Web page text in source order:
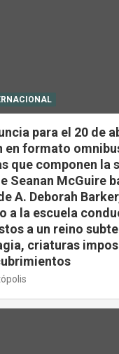
para el 20 de
en formato
que componen la
Seanan McGuire
A. Deborah
a la escuela
a un reino
criaturas